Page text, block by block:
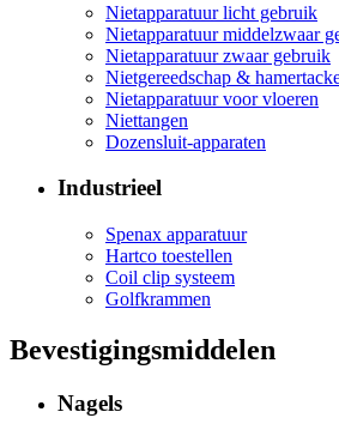
Nietapparatuur licht gebruik
Nietapparatuur middelzwaar
Nietapparatuur zwaar gebruik
Nietgereedschap &
Nietapparatuur voor vloeren
Niettangen
Dozensluit-apparaten
Industrieel
Spenax apparatuur
Hartco toestellen
Coil clip systeem
Golfkrammen
Bevestigingsmiddelen
Nagels